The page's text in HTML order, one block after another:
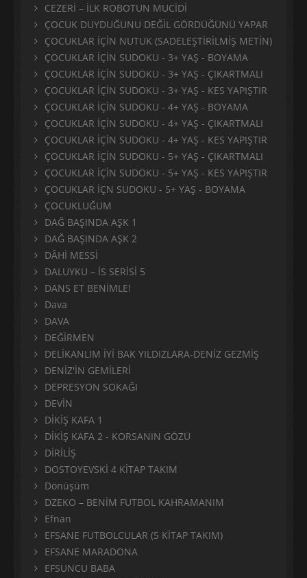
CEZERİ – İLK ROBOTUN MUCİDİ
ÇOCUK DUYDUĞUNU DEĞİL GÖRDÜĞÜNÜ YAPAR
ÇOCUKLAR İÇİN NUTUK (SADELEŞTİRİLMİŞ METİN)
ÇOCUKLAR İÇİN SUDOKU - 3+ YAŞ - BOYAMA
ÇOCUKLAR İÇİN SUDOKU - 3+ YAŞ - ÇIKARTMALI
ÇOCUKLAR İÇİN SUDOKU - 3+ YAŞ - KES YAPIŞTIR
ÇOCUKLAR İÇİN SUDOKU - 4+ YAŞ - BOYAMA
ÇOCUKLAR İÇİN SUDOKU - 4+ YAŞ - ÇIKARTMALI
ÇOCUKLAR İÇİN SUDOKU - 4+ YAŞ - KES YAPIŞTIR
ÇOCUKLAR İÇİN SUDOKU - 5+ YAŞ - ÇIKARTMALI
ÇOCUKLAR İÇİN SUDOKU - 5+ YAŞ - KES YAPIŞTIR
ÇOCUKLAR İÇN SUDOKU - 5+ YAŞ - BOYAMA
ÇOCUKLUĞUM
DAĞ BAŞINDA AŞK 1
DAĞ BAŞINDA AŞK 2
DÂHİ MESSİ
DALUYKU – İS SERİSİ 5
DANS ET BENİMLE!
Dava
DAVA
DEĞİRMEN
DELİKANLIM İYİ BAK YILDIZLARA-DENİZ GEZMİŞ
DENİZ'İN GEMİLERİ
DEPRESYON SOKAĞI
DEVİN
DİKİŞ KAFA 1
DİKİŞ KAFA 2 - KORSANIN GÖZÜ
DİRİLİŞ
DOSTOYEVSKİ 4 KİTAP TAKIM
Dönüşüm
DZEKO – BENİM FUTBOL KAHRAMANIM
Efnan
EFSANE FUTBOLCULAR (5 KİTAP TAKIM)
EFSANE MARADONA
EFSUNCU BABA